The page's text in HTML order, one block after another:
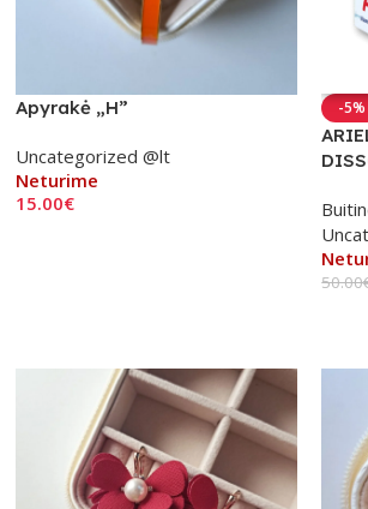
Apyrakė „H”
Uncategorized @lt
Neturime
15.00€
-5%
50.00